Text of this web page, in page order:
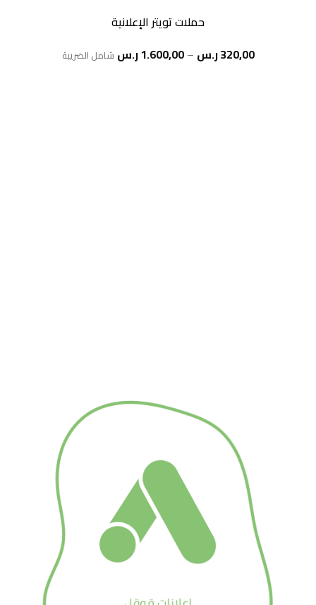
حملات تويتر الإعلانية
320,00ر.س –
1.600,00ر.س نطاق
السعر:
شامل الضريبة